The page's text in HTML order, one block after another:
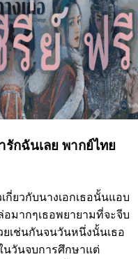
รักฉันเลย พากย์ไทย
เกี่ยวกับนางเอกเธอนั้นแอบ
มากๆเธอพยายามที่จะจีบ
เช่นกันจนวันหนึ่งนั้นเธอ
นวันจบการศึกษาแต่